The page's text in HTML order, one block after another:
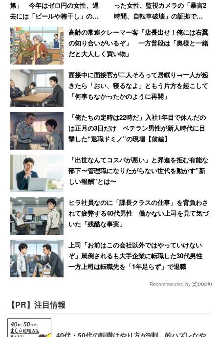
第」 今年はゼロ円の女性、過
去には「ビールや梅干し」の現
物支給の年も
った女性、監視カメラの「暴言2
時間、自転車破壊」の証拠で反
撃 → 店長はクビ、その後店も潰
れる
高齢の常連クレーマー客「店長出せ！俺には右翼
の知り合いがいるぞ」 一方普段は「奥様と一緒
だと大人しく買い物」
面接中に面接官が二人そろって居眠り→一人が起
きたら「おい、寝るなよ」ともう片方を起こして
「何事もなかったかのように再開」
「俺たちの定時は22時だ」入社1年目で休んだの
は正月の3日だけ ベテラン男性が新人時代に目
撃した“退職ドミノ”の現場【前編】
「出世なんてコスパが悪い」と昇進を拒む有能な
部下〜管理職になりたがらない世代を動かす”新
しい報酬”とは〜
ヒラ社員なのに「課長クラスの仕事」を背負わさ
れて疲弊する40代男性 働かない上司を見て気づ
いた「残酷な事実」
上司「お前はこの会社以外ではやっていけない
ぞ」罵倒されるも大手企業に転職した30代男性
一方上司は転職先を「1年足らず」で退職
Recommended by
【PR】注目情報
40代・50代の転職はやり方が9割。的ハズレなや